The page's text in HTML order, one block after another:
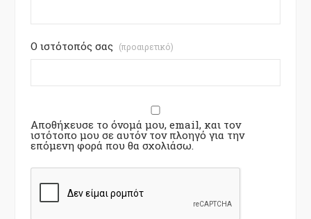
Ο ιστότοπός σας (προαιρετικό)
Αποθήκευσε το όνομά μου, email, και τον
ιστότοπο μου σε αυτόν τον πλοηγό για την
επόμενη φορά που θα σχολιάσω.